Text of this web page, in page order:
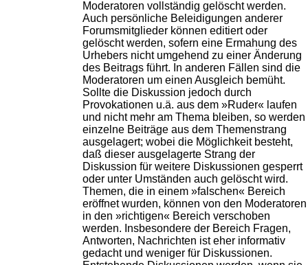
Moderatoren vollständig gelöscht werden.
Auch persönliche Beleidigungen anderer
Forumsmitglieder können editiert oder
gelöscht werden, sofern eine Ermahung des
Urhebers nicht umgehend zu einer Änderung
des Beitrags führt. In anderen Fällen sind die
Moderatoren um einen Ausgleich bemüht.
Sollte die Diskussion jedoch durch
Provokationen u.ä. aus dem »Ruder« laufen
und nicht mehr am Thema bleiben, so werden
einzelne Beiträge aus dem Themenstrang
ausgelagert; wobei die Möglichkeit besteht,
daß dieser ausgelagerte Strang der
Diskussion für weitere Diskussionen gesperrt
oder unter Umständen auch gelöscht wird.
Themen, die in einem »falschen« Bereich
eröffnet wurden, können von den Moderatoren
in den »richtigen« Bereich verschoben
werden. Insbesondere der Bereich Fragen,
Antworten, Nachrichten ist eher informativ
gedacht und weniger für Diskussionen.